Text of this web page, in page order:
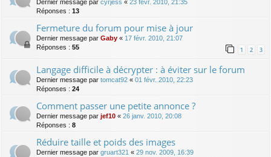
Dernier message par cyrjess « 23 févr. 2010, 21:35
Réponses : 13
Fermeture du forum pour mise à jour
Dernier message par Gaby « 17 févr. 2010, 21:07
Réponses : 55 1 2 3
Langage difficile à décrypter : à éviter sur le forum
Dernier message par tomcat92 « 01 févr. 2010, 22:23
Réponses : 24
Comment passer une petite annonce ?
Dernier message par jef10 « 26 janv. 2010, 20:08
Réponses : 8
Réduire taille et poids des images
Dernier message par gruart321 « 29 nov. 2009, 16:39